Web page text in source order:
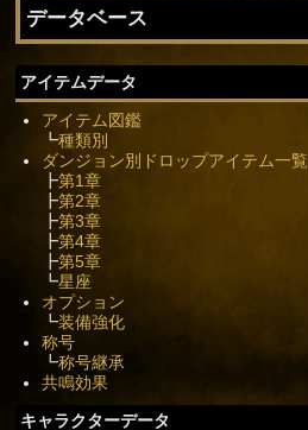
データベース
アイテムデータ
アイテム図鑑
┗種類別
ダンジョン別ドロップアイテム一覧
┣第1章
┣第2章
┣第3章
┣第4章
┣第5章
┗星座
オプション
┗装備強化
称号
┗称号継承
共鳴効果
キャラクターデータ